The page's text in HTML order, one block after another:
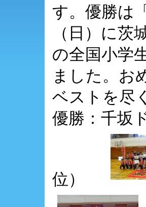
す。優勝は
（日）に
の全国小学
ました。お
ベストを尽
優勝：千坂
位）